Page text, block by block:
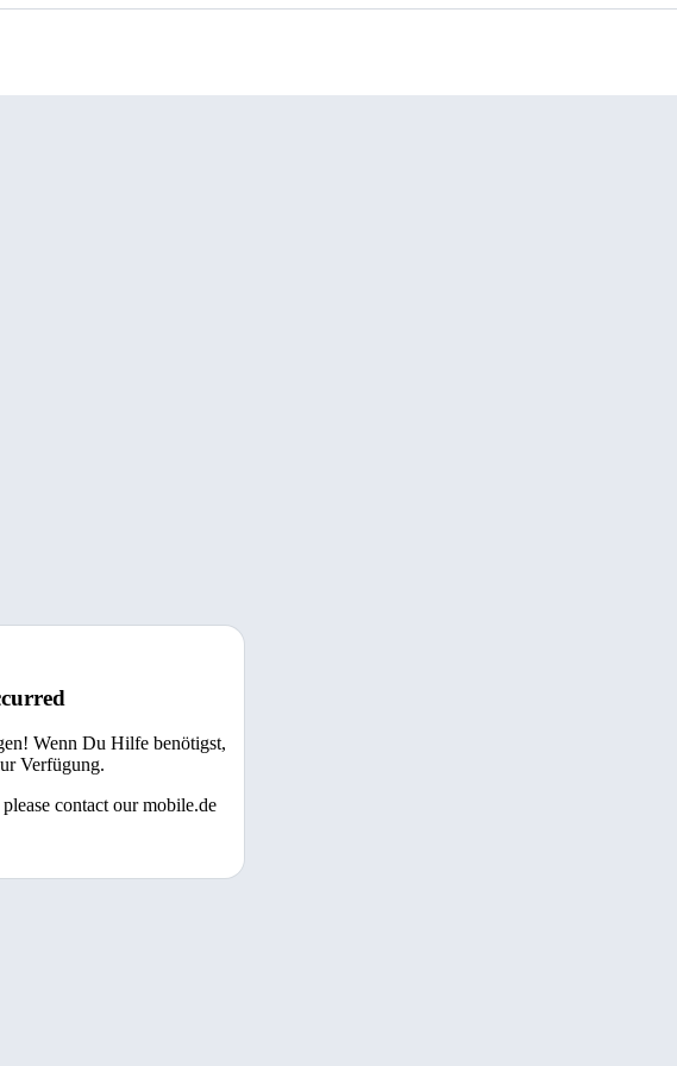
Wenn Du Hilfe benötigst,
Verfügung.
contact our mobile.de